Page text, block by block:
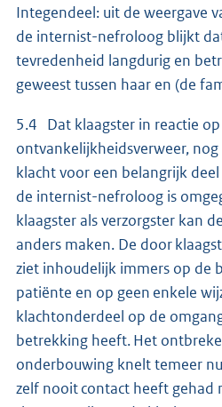
Integendeel: uit de weergave
de internist-nefroloog blijkt
tevredenheid langdurig en
geweest tussen haar en (de
5.4 Dat klaagster in reactie
ontvankelijkheidsverweer,
klacht voor een belangrijk
de internist-nefroloog is
klaagster als verzorgster kan
anders maken. De door
ziet inhoudelijk immers op de
patiënte en op geen enkele
klachtonderdeel op de
betrekking heeft. Het
onderbouwing knelt temeer
zelf nooit contact heeft gehad